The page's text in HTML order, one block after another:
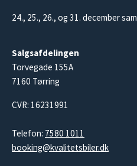
24., 25., 26., og 31. december
Salgsafdelingen
Torvegade 155A
7160 Tørring
CVR: 16231991
Telefon: 7580 1011
booking@kvalitetsbiler.dk